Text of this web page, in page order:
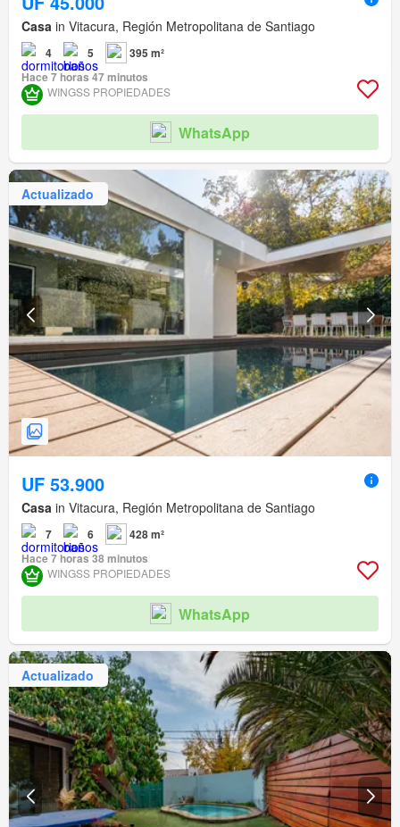
Casa in Vitacura, Región Metropolitana de Santiago
4 5
395 m²
Hace 7 horas 47 minutos
WINGSS PROPIEDADES
WhatsApp
Actualizado
UF 53.900
Casa in Vitacura, Región Metropolitana de Santiago
7 6
428 m²
Hace 7 horas 38 minutos
WINGSS PROPIEDADES
WhatsApp
Actualizado